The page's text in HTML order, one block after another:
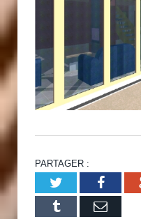
PARTAGER :
Twitter
Tumblr Email